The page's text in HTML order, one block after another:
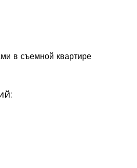
в съемной квартире